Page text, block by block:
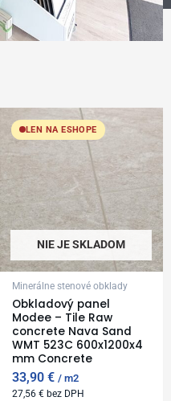
LEN NA ESHOPE
NIE JE SKLADOM
Minerálne stenové obklady
Obkladový panel
Modee – Tile Raw
concrete Nava Sand
WMT 523C 600x1200x4
mm Concrete
33,90€ m2
27,56€ bez DPH